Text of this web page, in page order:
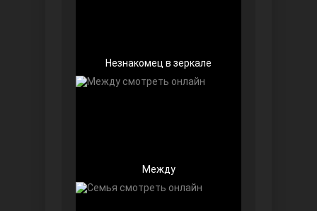
Игра судьбы
Незнакомец в зеркале
Между